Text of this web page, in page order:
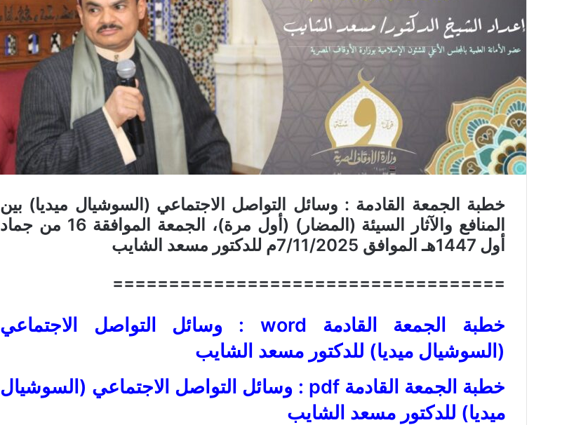
ن
ي
خطبة الجمعة القادمة : وسائل التواصل الاجتماعي (السوشيال ميديا) بين
المنافع والآثار السيئة (المضار) (أول مرة)،
الجمعة الموافقة 16 من جماد
أول 1447هـ الموافق 7/11/2025م للدكتور مسعد الشايب
===================================
خطبة الجمعة القادمة word : وسائل التواصل الاجتماعي
(السوشيال ميديا) للدكتور مسعد الشايب
خطبة الجمعة القادمة pdf : وسائل التواصل الاجتماعي (السوشيال
ميديا) للدكتور مسعد الشايب